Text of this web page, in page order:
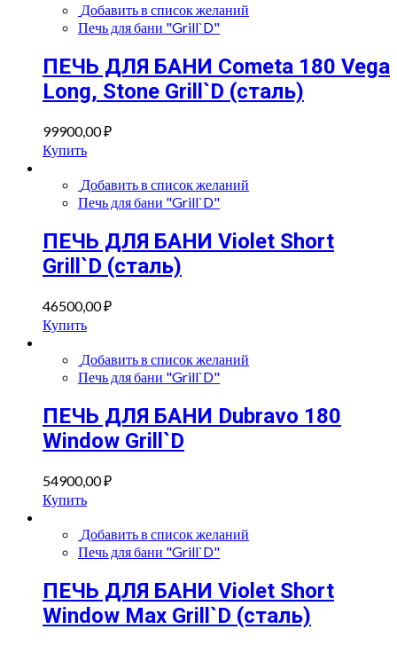
Добавить в список желаний
Печь для бани "Grill`D"
ПЕЧЬ ДЛЯ БАНИ Cometa 180 Vega
Long, Stone Grill`D (сталь)
99900,00₽
Купить
Добавить в список желаний
Печь для бани "Grill`D"
ПЕЧЬ ДЛЯ БАНИ Violet Short
Grill`D (сталь)
46500,00₽
Купить
Добавить в список желаний
Печь для бани "Grill`D"
ПЕЧЬ ДЛЯ БАНИ Dubravo 180
Window Grill`D
54900,00₽
Купить
Добавить в список желаний
Печь для бани "Grill`D"
ПЕЧЬ ДЛЯ БАНИ Violet Short
Window Max Grill`D (сталь)